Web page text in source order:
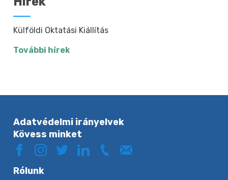
Külföldi Oktatási Kiállítás
További hírek
Adatvédelmi irányelvek
Kövess minket
Rólunk